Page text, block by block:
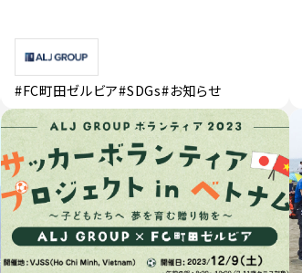
#FC町田ゼルビア#SDGs#お知らせ